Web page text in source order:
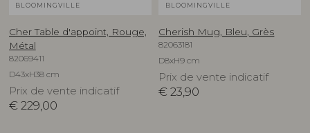
BLOOMINGVILLE
Cher Table d'appoint, Rouge,
Métal
82069411
D43xH38 cm
Prix de vente indicatif
€ 229,00
BLOOMINGVILLE
Cherish Mug, Bleu, Grès
82063181
D8xH9 cm
Prix de vente indicatif
€ 23,90